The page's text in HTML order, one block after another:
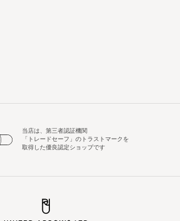
当店は、第三者認証機関
「トレードセーフ」のトラストマークを
取得した優良認定ショップです